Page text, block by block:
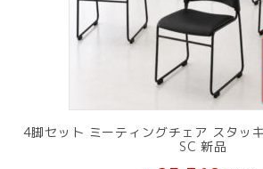
4脚セット ミーティングチェア スタッ
SC 新品